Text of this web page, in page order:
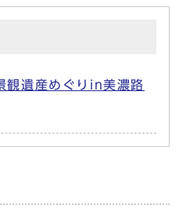
観遺産めぐりin美濃路